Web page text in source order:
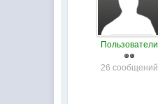
Пользователи
26 сообщений